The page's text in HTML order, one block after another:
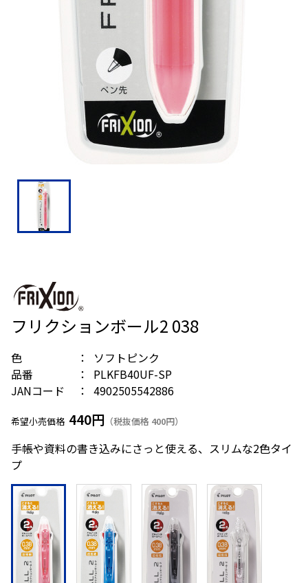
フリクションボール2 038
色
ソフトピンク
品番
PLKFB40UF-SP
JANコード
4902505542886
希望小売価格 440円 （税抜価格 400円）
手帳や資料の書き込みにさっと使える、スリムな2色タイ
プ